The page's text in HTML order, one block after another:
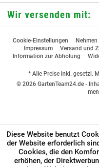
Wir versenden mit:
Cookie-Einstellungen
Impressum
Versand und
Information zur Abholung
* Alle Preise inkl. gesetzl.
© 2026 GartenTeam24.de -
Diese Website benutzt
der Website erforderlich
Cookies, die den
erhöhen, der